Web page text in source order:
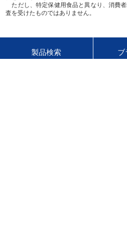
ただし、特定保健用食品と異なり、消費
査を受けたものではありません。
製品検索 ブ